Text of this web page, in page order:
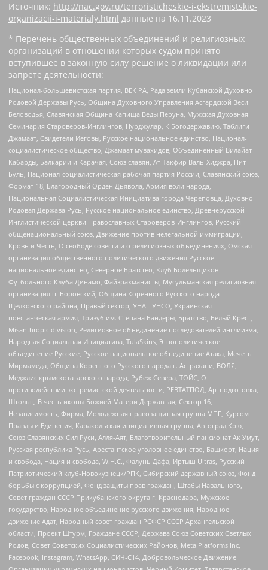
Источник: http://nac.gov.ru/terroristicheskie-i-ekstremistskie-
organizacii-i-materialy.html данные на 16.11.2023
* Перечень общественных объединений и религиозных
организаций в отношении которых судом принято
вступившее в законную силу решение о ликвидации или
запрете деятельности:
Национал-большевистская партия, ВЕК РА, Рада земли Кубанской Духовно
Родовой Державы Русь, Община Духовного Управления Асгардской Веси
Беловодья, Славянская Община Капища Веды Перуна, Мужская Духовная
Семинария Староверов-Инглингов, Нурджулар, К Богодержавию, Таблиги
Джамаат, Свидетели Иеговы, Русское национальное единство, Национал-
социалистическое общество, Джамаат мувахидов, Объединенный Вилайат
Кабарды, Балкарии и Карачая, Союз славян, Ат-Такфир Валь-Хиджра, Пит
Буль, Национал-социалистическая рабочая партия России, Славянский союз,
Формат-18, Благородный Орден Дьявола, Армия воли народа,
Национальная Социалистическая Инициатива города Череповца, Духовно-
Родовая Держава Русь, Русское национальное единство, Древнерусской
Инглистической церкви Православных Староверов-Инглингов, Русский
общенациональный союз, Движение против нелегальной иммиграции,
Кровь и Честь, О свободе совести и о религиозных объединениях, Омская
организация общественного политического движения Русское
национальное единство, Северное Братство, Клуб Болельщиков
Футбольного Клуба Динамо, Файзрахманисты, Мусульманская религиозная
организация п. Боровский, Община Коренного Русского народа
Щелковского района, Правый сектор, УНА - УНСО, Украинская
повстанческая армия, Тризуб им. Степана Бандеры, Братство, Белый Крест,
Misanthropic division, Религиозное объединение последователей инглиизма,
Народная Социальная Инициатива, TulaSkins, Этнополитическое
объединение Русские, Русское национальное объединение Атака, Мечеть
Мирмамеда, Община Коренного Русского народа г. Астрахани, ВОЛЯ,
Меджлис крымскотатарского народа, Рубеж Севера, ТОЙС, О
противодействии экстремистской деятельности, РЕВТАТПОД, Артподготовка,
Штольц, В честь иконы Божией Матери Державная, Сектор 16,
Независимость, Фирма, Молодежная правозащитная группа МПГ, Курсом
Правды и Единения, Каракольская инициативная группа, Автоград Крю,
Союз Славянских Сил Руси, Алля-Аят, Благотворительный пансионат Ак Умут,
Русская республика Русь, Арестантское уголовное единство, Башкорт, Нация
и свобода, Нация и свобода, W.H.С., Фалунь Дафа, Иртыш Ultras, Русский
Патриотический клуб-Новокузнецк/РПК, Сибирский державный союз, Фонд
борьбы с коррупцией, Фонд защиты прав граждан, Штабы Навального,
Совет граждан СССР Прикубанского округа г. Краснодара, Мужское
государство, Народное объединение русского движения, Народное
движение Адат, Народный совет граждан РСФСР СССР Архангельской
области, Проект Штурм, Граждане СССР, Держава Союз Советских Светлых
Родов, Совет Советских Социалистических Районов, Meta Platforms Inc,
Facebook, Instagram, WhatsApp, СИЧ-С14, Добровольческое Движение